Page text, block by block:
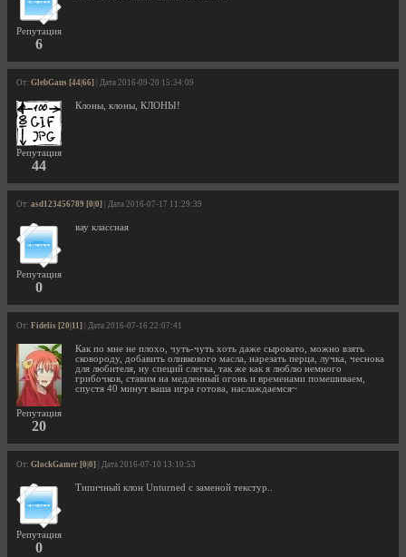
Репутация
6
От: GlebGans [44|66] | Дата 2016-09-20 15:34:09
Репутация
44
Клоны, клоны, КЛОНЫ!
От: asd123456789 [0|0] | Дата 2016-07-17 11:29:39
Репутация
0
вау классная
От: Fidelis [20|11] | Дата 2016-07-16 22:07:41
Репутация
20
Как по мне не плохо, чуть-чуть хоть даже сыровато, можно взять
сковороду, добавить оливкового масла, нарезать перца, лучка, чеснока
для любителя, ну специй слегка, так же как я люблю немного
грибочков, ставим на медленный огонь и временами помешиваем,
спустя 40 минут ваша игра готова, наслаждаемся~
От: GlockGamer [0|0] | Дата 2016-07-10 13:10:53
Репутация
0
Типичный клон Unturned с заменой текстур..